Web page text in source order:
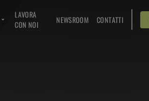
LAVORA
CON NOI
NEWSROOM CONTATTI